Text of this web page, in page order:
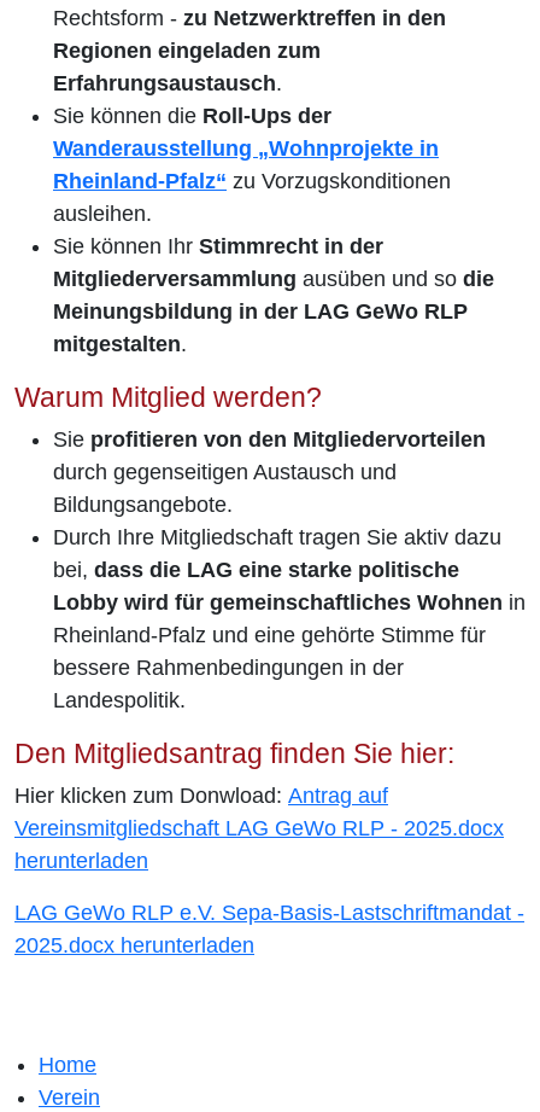
Rechtsform - zu Netzwerktreffen in den
Regionen eingeladen zum
Erfahrungsaustausch.
Sie können die Roll-Ups der
Wanderausstellung „Wohnprojekte in
Rheinland-Pfalz“ zu Vorzugskonditionen
ausleihen.
Sie können Ihr Stimmrecht in der
Mitgliederversammlung ausüben und so die
Meinungsbildung in der LAG GeWo RLP
mitgestalten.
Warum Mitglied werden?
Sie profitieren von den Mitgliedervorteilen
durch gegenseitigen Austausch und
Bildungsangebote.
Durch Ihre Mitgliedschaft tragen Sie aktiv dazu
bei, dass die LAG eine starke politische
Lobby wird für gemeinschaftliches Wohnen in
Rheinland-Pfalz und eine gehörte Stimme für
bessere Rahmenbedingungen in der
Landespolitik.
Den Mitgliedsantrag finden Sie hier:
Hier klicken zum Donwload: Antrag auf
Vereinsmitgliedschaft LAG GeWo RLP - 2025.docx
herunterladen
LAG GeWo RLP e.V. Sepa-Basis-Lastschriftmandat -
2025.docx herunterladen
Home
Verein